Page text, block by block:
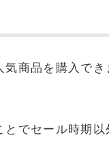
商品を購入でき
でセール時期以